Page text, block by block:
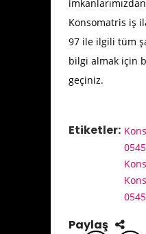
Konsomatris iş
97 ile ilgili tüm
bilgi almak için
geçiniz.
Etiketler:
Paylaş